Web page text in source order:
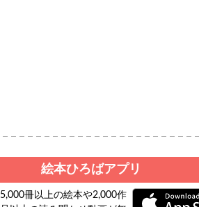
絵本ひろばアプリ
5,000冊以上の絵本や2,000作